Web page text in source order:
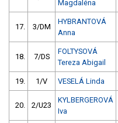
Magdaléna
17. 3/DM
HYBRANTOVÁ
Anna
18. 7/DS
FOLTYSOVÁ
Tereza Abigail
19. 1/V VESELÁ Linda
20. 2/U23
KYLBERGEROVÁ
Iva